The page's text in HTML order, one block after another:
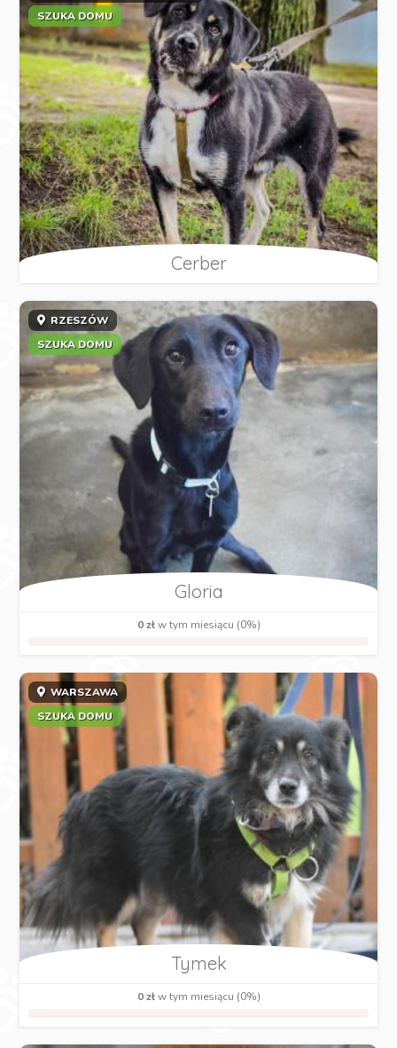
SZUKA DOMU
Cerber
RZESZÓW
SZUKA DOMU
Gloria
0 złw tym miesiącu (0%)
WARSZAWA
SZUKA DOMU
Tymek
0 złw tym miesiącu (0%)